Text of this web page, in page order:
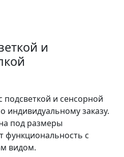
и
подсветкой и сенсорной
индивидуальному заказу.
под размеры
функциональность с
видом.